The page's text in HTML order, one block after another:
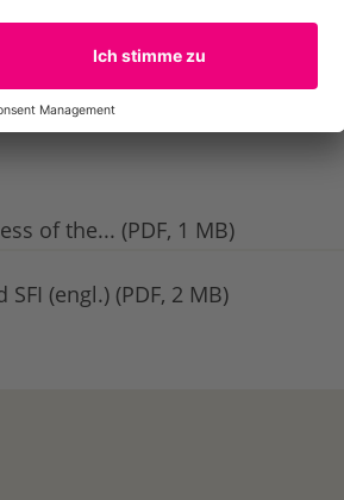
of the... (PDF, 1 MB)
(engl.) (PDF, 2 MB)